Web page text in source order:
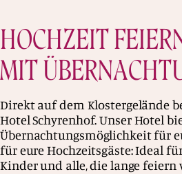
HOCHZEIT
MIT
Direkt auf dem Klostergelände
Hotel Schyrenhof. Unser Hotel
Übernachtungsmöglichkeit für
für eure Hochzeitsgäste: Ideal
Kinder und alle, die lange feiern